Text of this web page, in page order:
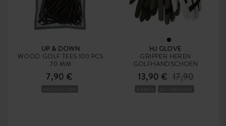
UP & DOWN
WOOD GOLF TEES 100 PCS
70 MM
7,90 €
HJ GLOVE
GRIPPER HEREN
GOLFHANDSCHOEN
13,90 € 17,90